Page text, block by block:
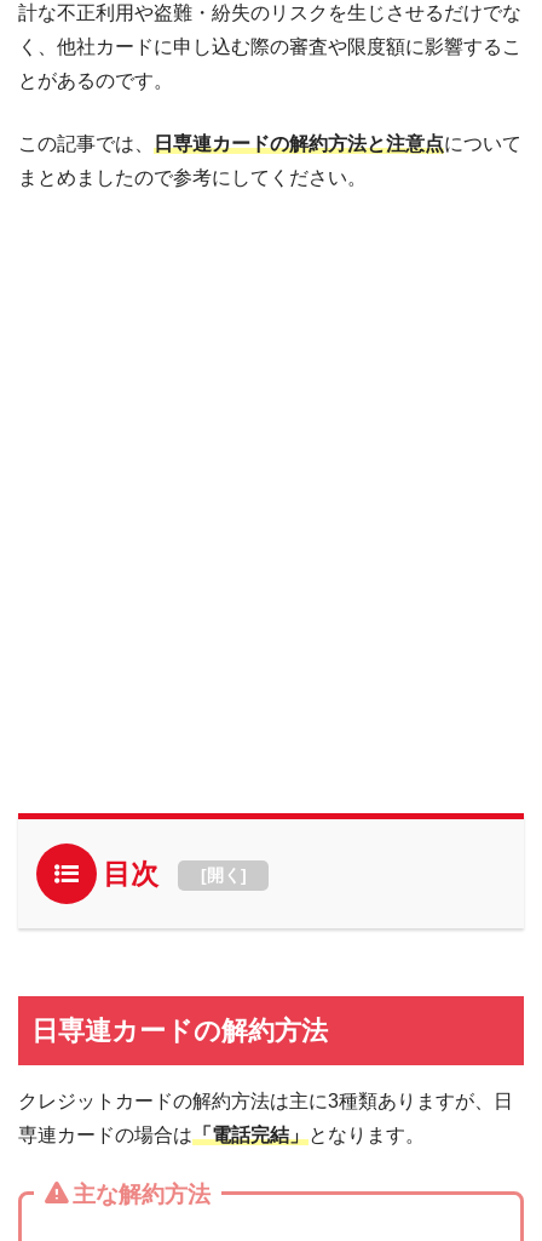
計な不正利用や盗難・紛失のリスクを生じさせるだけでな
く、他社カードに申し込む際の審査や限度額に影響するこ
とがあるのです。
この記事では、 日専連カードの解約方法と注意点について
まとめましたので参考にしてください。
目次 [開く ]
日専連カードの解約方法
クレジットカードの解約方法は主に3種類ありますが、日
専連カードの場合は「電話完結」となります。
主な解約方法